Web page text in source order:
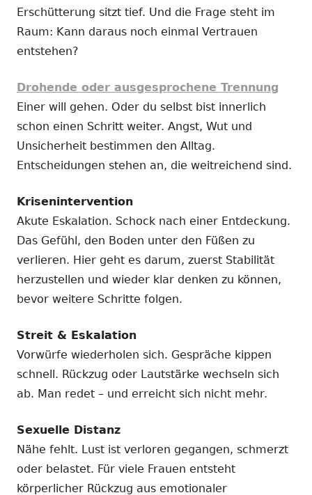
Erschütterung sitzt tief. Und die Frage steht im
Raum: Kann daraus noch einmal Vertrauen
entstehen?
Drohende oder ausgesprochene Trennung
Einer will gehen. Oder du selbst bist innerlich
schon einen Schritt weiter. Angst, Wut und
Unsicherheit bestimmen den Alltag.
Entscheidungen stehen an, die weitreichend sind.
Krisenintervention
Akute Eskalation. Schock nach einer Entdeckung.
Das Gefühl, den Boden unter den Füßen zu
verlieren. Hier geht es darum, zuerst Stabilität
herzustellen und wieder klar denken zu können,
bevor weitere Schritte folgen.
Streit & Eskalation
Vorwürfe wiederholen sich. Gespräche kippen
schnell. Rückzug oder Lautstärke wechseln sich
ab. Man redet – und erreicht sich nicht mehr.
Sexuelle Distanz
Nähe fehlt. Lust ist verloren gegangen, schmerzt
oder belastet. Für viele Frauen entsteht
körperlicher Rückzug aus emotionaler